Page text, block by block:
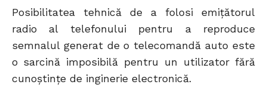
Posibilitatea tehnică de a folosi emițătorul
radio al telefonului pentru a reproduce
semnalul generat de o telecomandă auto este
o sarcină imposibilă pentru un utilizator fără
cunoștințe de inginerie electronică.